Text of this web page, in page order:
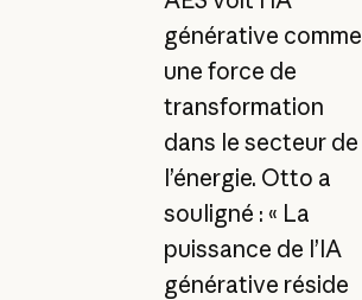
générative comme
une force de
transformation
dans le secteur de
l’énergie. Otto a
souligné : « La
puissance de l’IA
générative réside